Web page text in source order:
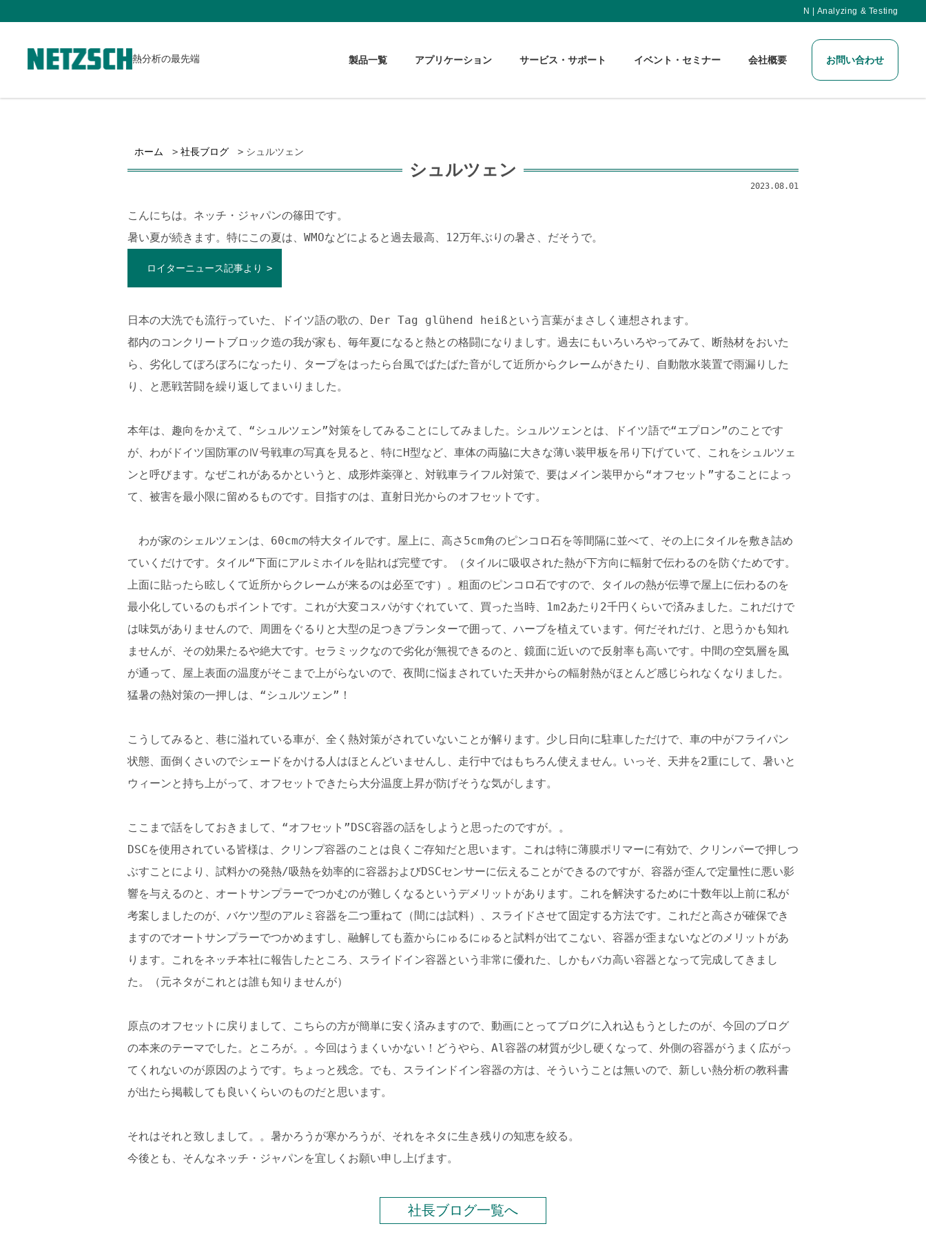
N | Analyzing & Testing
熱分析の最先端 製品一覧 アプリケーション サービス・サポート イベント・セミナー 会社概要 お問い合わせ
ホーム 社長ブログ シュルツェン
シュルツェン
2023.08.01
こんにちは。ネッチ・ジャパンの篠田です。
暑い夏が続きます。特にこの夏は、WMOなどによると過去最高、12万年ぶりの暑さ、だそうで。
ロイターニュース記事より
日本の大洗でも流行っていた、ドイツ語の歌の、Der Tag glühend heißという言葉がまさしく連想されます。
都内のコンクリートブロック造の我が家も、毎年夏になると熱との格闘になりましす。過去にもいろいろやってみて、断熱材をおいた
ら、劣化してぼろぼろになったり、タープをはったら台風でばたばた音がして近所からクレームがきたり、自動散水装置で雨漏りした
り、と悪戦苦闘を繰り返してまいりました。
本年は、趣向をかえて、“シュルツェン”対策をしてみることにしてみました。シュルツェンとは、ドイツ語で“エプロン”のことです
が、わがドイツ国防軍のⅣ号戦車の写真を見ると、特にH型など、車体の両脇に大きな薄い装甲板を吊り下げていて、これをシュルツェ
ンと呼びます。なぜこれがあるかというと、成形炸薬弾と、対戦車ライフル対策で、要はメイン装甲から“オフセット”することによっ
て、被害を最小限に留めるものです。目指すのは、直射日光からのオフセットです。
わが家のシェルツェンは、60cmの特大タイルです。屋上に、高さ5cm角のピンコロ石を等間隔に並べて、その上にタイルを敷き詰め
ていくだけです。タイル“下面にアルミホイルを貼れば完璧です。（タイルに吸収された熱が下方向に輻射で伝わるのを防ぐためです。
上面に貼ったら眩しくて近所からクレームが来るのは必至です）。粗面のピンコロ石ですので、タイルの熱が伝導で屋上に伝わるのを
最小化しているのもポイントです。これが大変コスパがすぐれていて、買った当時、1m2あたり2千円くらいで済みました。これだけで
は味気がありませんので、周囲をぐるりと大型の足つきプランターで囲って、ハーブを植えています。何だそれだけ、と思うかも知れ
ませんが、その効果たるや絶大です。セラミックなので劣化が無視できるのと、鏡面に近いので反射率も高いです。中間の空気層を風
が通って、屋上表面の温度がそこまで上がらないので、夜間に悩まされていた天井からの輻射熱がほとんど感じられなくなりました。
猛暑の熱対策の一押しは、“シュルツェン”！
こうしてみると、巷に溢れている車が、全く熱対策がされていないことが解ります。少し日向に駐車しただけで、車の中がフライパン
状態、面倒くさいのでシェードをかける人はほとんどいませんし、走行中ではもちろん使えません。いっそ、天井を2重にして、暑いと
ウィーンと持ち上がって、オフセットできたら大分温度上昇が防げそうな気がします。
ここまで話をしておきまして、“オフセット”DSC容器の話をしようと思ったのですが。。
DSCを使用されている皆様は、クリンプ容器のことは良くご存知だと思います。これは特に薄膜ポリマーに有効で、クリンパーで押しつ
ぶすことにより、試料かの発熱/吸熱を効率的に容器およびDSCセンサーに伝えることができるのですが、容器が歪んで定量性に悪い影
響を与えるのと、オートサンプラーでつかむのが難しくなるというデメリットがあります。これを解決するために十数年以上前に私が
考案しましたのが、バケツ型のアルミ容器を二つ重ねて（間には試料）、スライドさせて固定する方法です。これだと高さが確保でき
ますのでオートサンプラーでつかめますし、融解しても蓋からにゅるにゅると試料が出てこない、容器が歪まないなどのメリットがあ
ります。これをネッチ本社に報告したところ、スライドイン容器という非常に優れた、しかもバカ高い容器となって完成してきまし
た。（元ネタがこれとは誰も知りませんが）
原点のオフセットに戻りまして、こちらの方が簡単に安く済みますので、動画にとってブログに入れ込もうとしたのが、今回のブログ
の本来のテーマでした。ところが。。今回はうまくいかない！どうやら、Al容器の材質が少し硬くなって、外側の容器がうまく広がっ
てくれないのが原因のようです。ちょっと残念。でも、スラインドイン容器の方は、そういうことは無いので、新しい熱分析の教科書
が出たら掲載しても良いくらいのものだと思います。
それはそれと致しまして。。暑かろうが寒かろうが、それをネタに生き残りの知恵を絞る。
今後とも、そんなネッチ・ジャパンを宜しくお願い申し上げます。
社長ブログ一覧へ